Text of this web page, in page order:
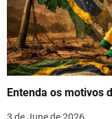
Entenda os motivos